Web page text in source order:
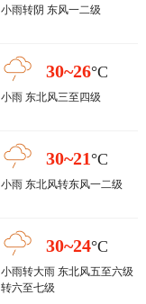
小雨转阴 东风一二级
30~26°C
小雨 东北风三至四级
30~21 °C
小雨 东北风转东风一二级
30~24°C
小雨转大雨 东北风五至六级
转六至七级